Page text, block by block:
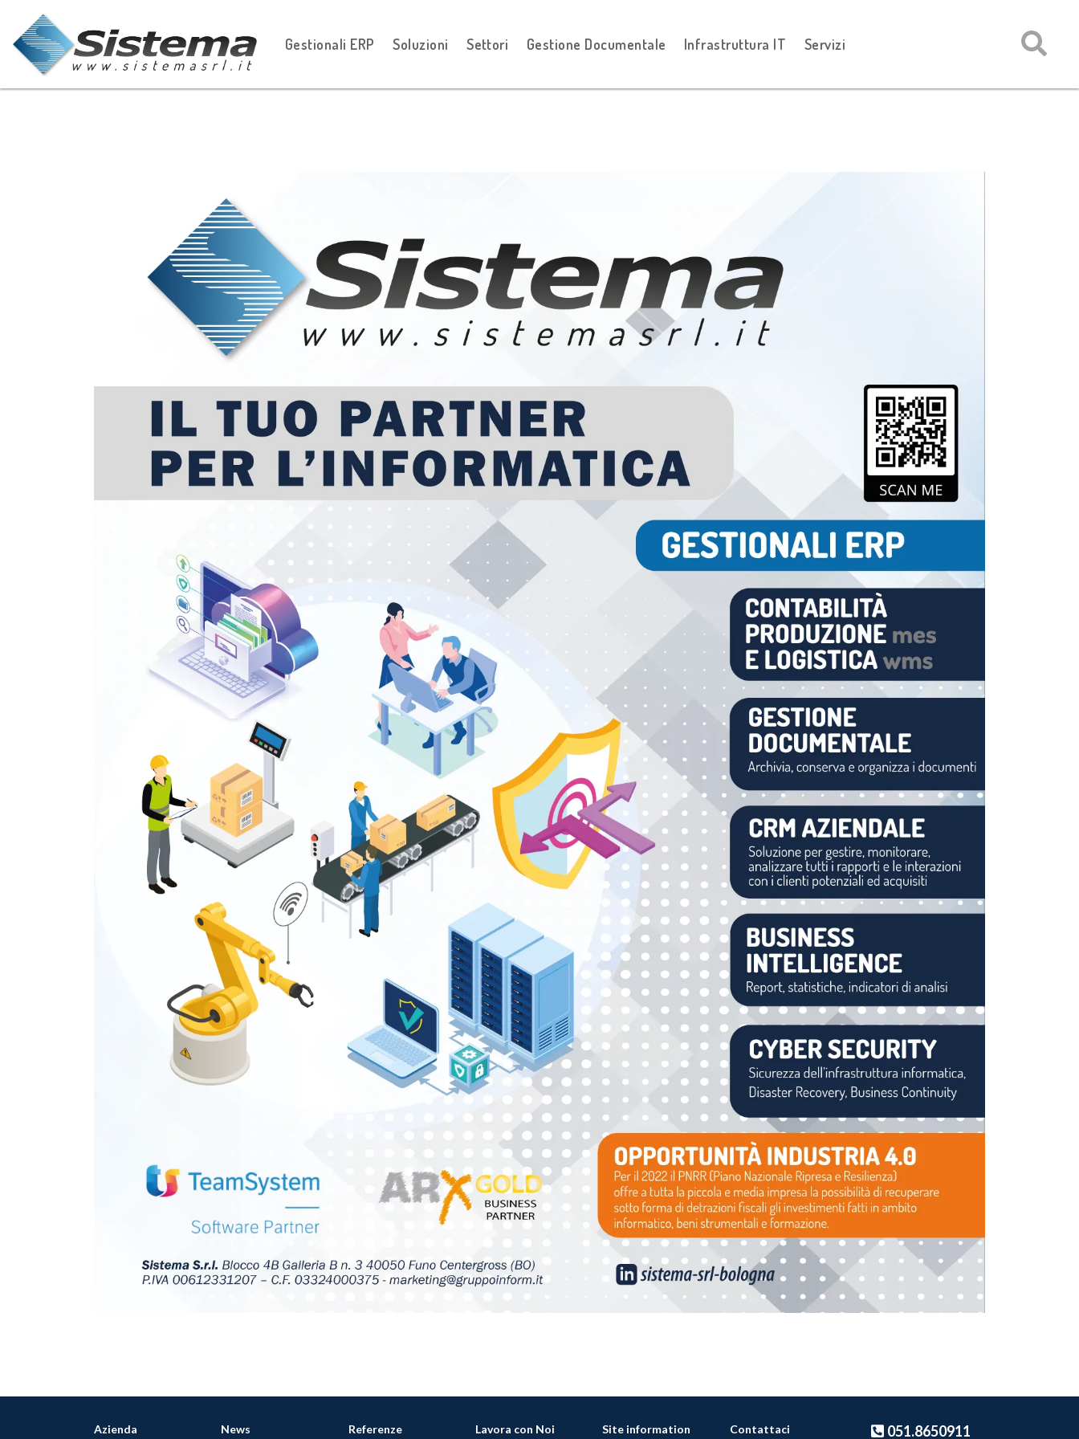
Gestionali ERP Soluzioni Settori Gestione Documentale Infrastruttura IT Servizi
Azienda News Referenze Lavora con Noi Site information Contattaci 051.8650911